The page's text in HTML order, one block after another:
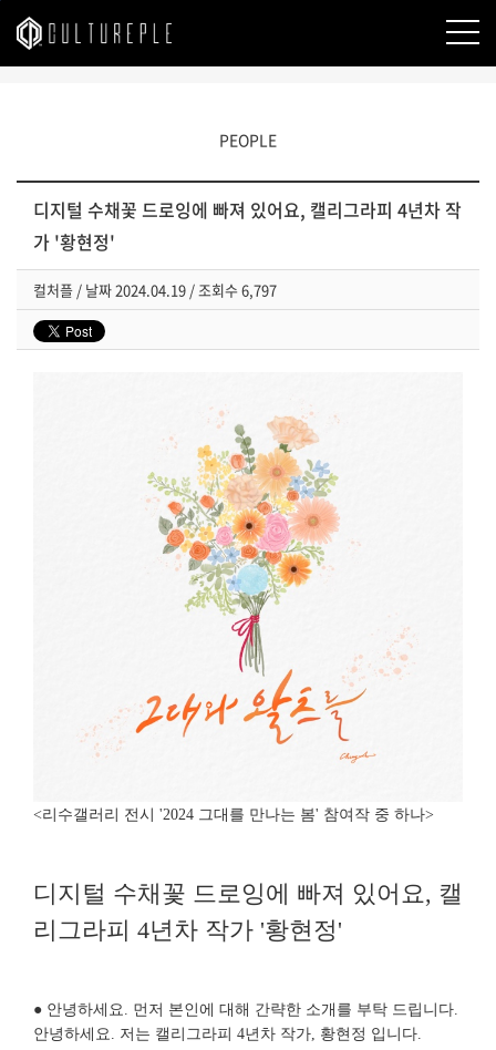
본문바로가기
PEOPLE
디지털 수채꽃 드로잉에 빠져 있어요, 캘리그라피 4년차 작
가 '황현정'
컬처플 / 날짜2024.04.19 /조회수6,797
<리수갤러리 전시 '2024 그대를 만나는 봄' 참여작 중 하나>
디지털 수채꽃 드로잉에 빠져 있어요, 캘
리그라피 4년차 작가 '황현정'
● 안녕하세요. 먼저 본인에 대해 간략한 소개를 부탁 드립니다.
안녕하세요. 저는 캘리그라피 4년차 작가, 황현정 입니다.